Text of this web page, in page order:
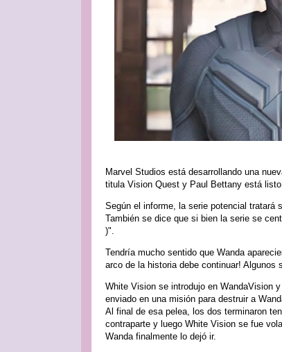
Marvel Studios está desarrollando una
titula Vision Quest y Paul Bettany está
Según el informe, la serie potencial tratará
También se dice que si bien la serie se
)".
Tendría mucho sentido que Wanda
arco de la historia debe continuar!
White Vision se introdujo en WandaVision
enviado en una misión para destruir a
Al final de esa pelea, los dos terminaron
contraparte y luego White Vision se fue
Wanda finalmente lo dejó ir.